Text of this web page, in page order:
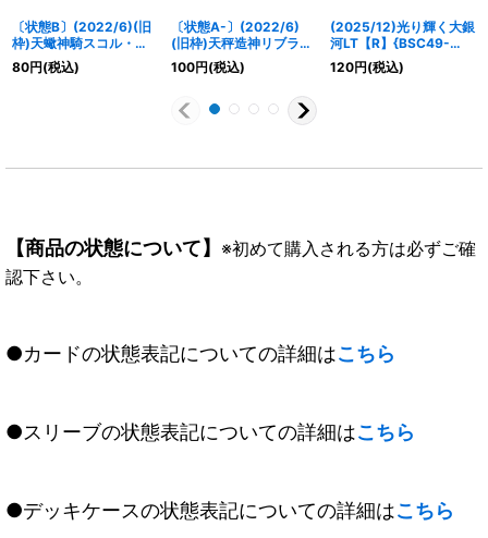
〔状態B〕(2022/6)(旧
枠)天蠍神騎スコル・ス
ピアX【10thX】{BS51-
10thX03}《青》
80円(税込)
〔状態A-〕(2022/6)
(旧枠)天秤造神リブラ・
ゴレムX【10thX】
{BS48-10thX03}
100円(税込)
(2025/12)光り輝く大銀
河LT【R】{BSC49-
075}《赤》
120円(税込)
【商品の状態について】 ※初めて購入される方は必ずご確
認下さい。
●カードの状態表記についての詳細はこちら
●スリーブの状態表記についての詳細はこちら
●デッキケースの状態表記についての詳細はこちら